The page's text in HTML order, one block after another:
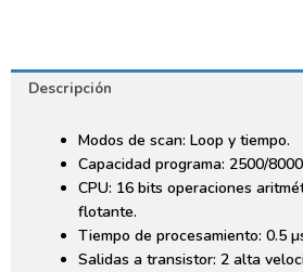
Descripción
Modos de scan: Loop y tiempo.
Capacidad programa: 2500/
CPU: 16 bits operaciones
flotante.
Tiempo de procesamiento: 0.5
Salidas a transistor: 2 alta